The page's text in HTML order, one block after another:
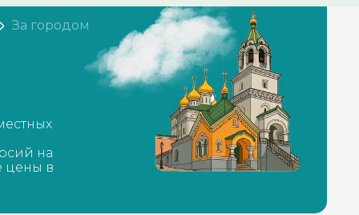
За городом
на
цены в